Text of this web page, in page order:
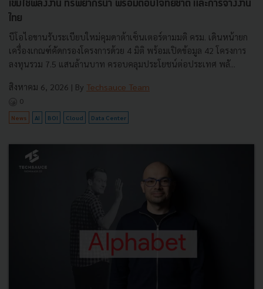
เข้มใช้พลังงาน ทรัพยากรน้ำ พร้อมตอบโจทย์ชาติ และการจ้างงาน
ไทย
บีโอไอขานรับระเบียบใหม่คุมดาต้าเซ็นเตอร์ตามมติ ครม. เดินหน้ายก
เครื่องเกณฑ์คัดกรองโครงการด้วย 4 มิติ พร้อมเปิดข้อมูล 42 โครงการ
ลงทุนรวม 7.5 แสนล้านบาท ครอบคลุมประโยชน์ต่อประเทศ พลั...
สิงหาคม 6, 2026 | By Techsauce Team
0
News AI BOI Cloud Data Center